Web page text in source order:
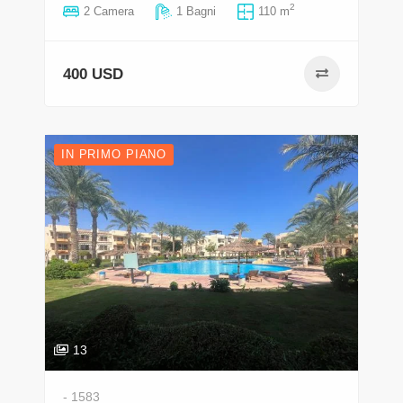
2 Camera 1 Bagni 110 m2
400 USD
IN PRIMO PIANO
13
- 1583